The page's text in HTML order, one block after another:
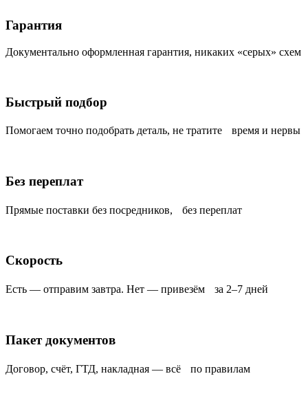
Гарантия
Документально оформленная гарантия, никаких «серых» схем
Быстрый подбор
Помогаем точно подобрать деталь, не тратите время и нервы
Без переплат
Прямые поставки без посредников, без переплат
Скорость
Есть — отправим завтра. Нет — привезём за 2–7 дней
Пакет документов
Договор, счёт, ГТД, накладная — всё по правилам